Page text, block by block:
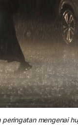
peringatan mengenai